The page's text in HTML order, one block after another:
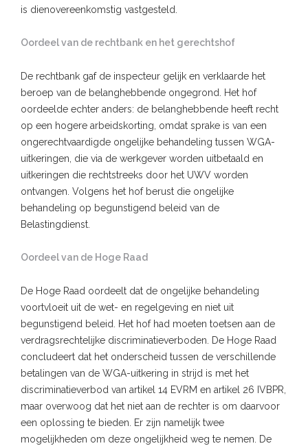
is dienovereenkomstig vastgesteld.
Oordeel van de rechtbank en het gerechtshof
De rechtbank gaf de inspecteur gelijk en verklaarde het
beroep van de belanghebbende ongegrond. Het hof
oordeelde echter anders: de belanghebbende heeft recht
op een hogere arbeidskorting, omdat sprake is van een
ongerechtvaardigde ongelijke behandeling tussen WGA-
uitkeringen, die via de werkgever worden uitbetaald en
uitkeringen die rechtstreeks door het UWV worden
ontvangen. Volgens het hof berust die ongelijke
behandeling op begunstigend beleid van de
Belastingdienst.
Oordeel van de Hoge Raad
De Hoge Raad oordeelt dat de ongelijke behandeling
voortvloeit uit de wet- en regelgeving en niet uit
begunstigend beleid. Het hof had moeten toetsen aan de
verdragsrechtelijke discriminatieverboden. De Hoge Raad
concludeert dat het onderscheid tussen de verschillende
betalingen van de WGA-uitkering in strijd is met het
discriminatieverbod van artikel 14 EVRM en artikel 26 IVBPR,
maar overwoog dat het niet aan de rechter is om daarvoor
een oplossing te bieden. Er zijn namelijk twee
mogelijkheden om deze ongelijkheid weg te nemen. De